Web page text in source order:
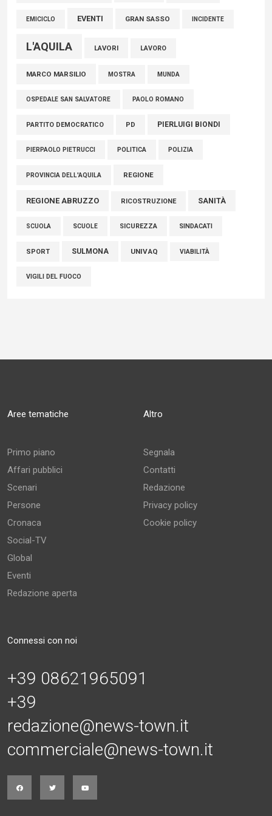
EMICICLO EVENTI GRAN SASSO INCIDENTE
L'AQUILA LAVORI LAVORO
MARCO MARSILIO MOSTRA MUNDA
OSPEDALE SAN SALVATORE PAOLO ROMANO
PARTITO DEMOCRATICO PD PIERLUIGI BIONDI
PIERPAOLO PIETRUCCI POLITICA POLIZIA
PROVINCIA DELL'AQUILA REGIONE
REGIONE ABRUZZO RICOSTRUZIONE SANITÀ
SCUOLA SCUOLE SICUREZZA SINDACATI
SPORT SULMONA UNIVAQ VIABILITÀ
VIGILI DEL FUOCO
Aree tematiche
Primo piano
Affari pubblici
Scenari
Persone
Cronaca
Social-TV
Global
Eventi
Redazione aperta
Altro
Segnala
Contatti
Redazione
Privacy policy
Cookie policy
Connessi con noi
+39 08621965091
+39
redazione@news-town.it
commerciale@news-town.it